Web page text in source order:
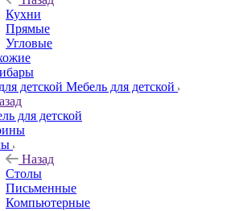
Кухни
Прямые
Угловые
Мебель для детской
для детской
Назад
Столы
Письменные
Компьютерные